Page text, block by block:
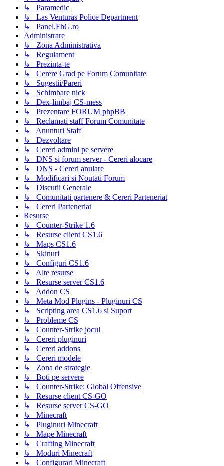
↳ Paramedic
↳ Las Venturas Police Department
↳ Panel.FhG.ro
Administrare
↳ Zona Administrativa
↳ Regulament
↳ Prezinta-te
↳ Cerere Grad pe Forum Comunitate
↳ Sugestii/Pareri
↳ Schimbare nick
↳ Dex-limbaj CS-mess
↳ Prezentare FORUM phpBB
↳ Reclamati staff Forum Comunitate
↳ Anunturi Staff
↳ Dezvoltare
↳ Cereri admini pe servere
↳ DNS si forum server - Cereri alocare
↳ DNS - Cereri anulare
↳ Modificari si Noutati Forum
↳ Discutii Generale
↳ Comunitati partenere & Cereri Parteneriat
↳ Cereri Parteneriat
Resurse
↳ Counter-Strike 1.6
↳ Resurse client CS1.6
↳ Maps CS1.6
↳ Skinuri
↳ Configuri CS1.6
↳ Alte resurse
↳ Resurse server CS1.6
↳ Addon CS
↳ Meta Mod Plugins - Pluginuri CS
↳ Scripting area CS1.6 si Suport
↳ Probleme CS
↳ Counter-Strike jocul
↳ Cereri pluginuri
↳ Cereri addons
↳ Cereri modele
↳ Zona de strategie
↳ Boti pe servere
↳ Counter-Strike: Global Offensive
↳ Resurse client CS-GO
↳ Resurse server CS-GO
↳ Minecraft
↳ Pluginuri Minecraft
↳ Mape Minecraft
↳ Crafting Minecraft
↳ Moduri Minecraft
↳ Configurari Minecraft